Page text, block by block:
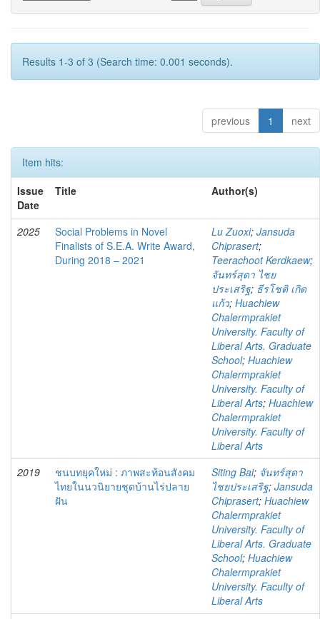
Results 1-3 of 3 (Search time: 0.001 seconds).
previous 1 next
Item hits:
Issue
Date
Title Author(s)
2025
Social Problems in Novel
Finalists of S.E.A. Write Award,
During 2018 – 2021
Lu Zuoxi; Jansuda
Chiprasert;
Teerachoot Kerdkaew;
จันทร์สุดา ไชย
ประเสริฐ; ธีรโชติ เกิด
แก้ว; Huachiew
Chalermprakiet
University. Faculty of
Liberal Arts. Graduate
School; Huachiew
Chalermprakiet
University. Faculty of
Liberal Arts; Huachiew
Chalermprakiet
University. Faculty of
Liberal Arts
2019
ชนบทยุคใหม่ : ภาพสะท้อนสังคม
ไทยในนวนิยายชุดบ้านไร่ปลาย
ฝัน
Siting Bai; จันทร์สุดา
ไชยประเสริฐ; Jansuda
Chiprasert; Huachiew
Chalermprakiet
University. Faculty of
Liberal Arts. Graduate
School; Huachiew
Chalermprakiet
University. Faculty of
Liberal Arts